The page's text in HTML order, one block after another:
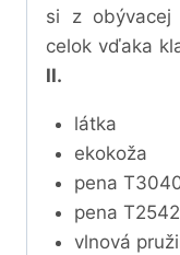
si z obývacej
celok vďaka
II.
látka
ekokoža
pena
pena T2542
vlnová